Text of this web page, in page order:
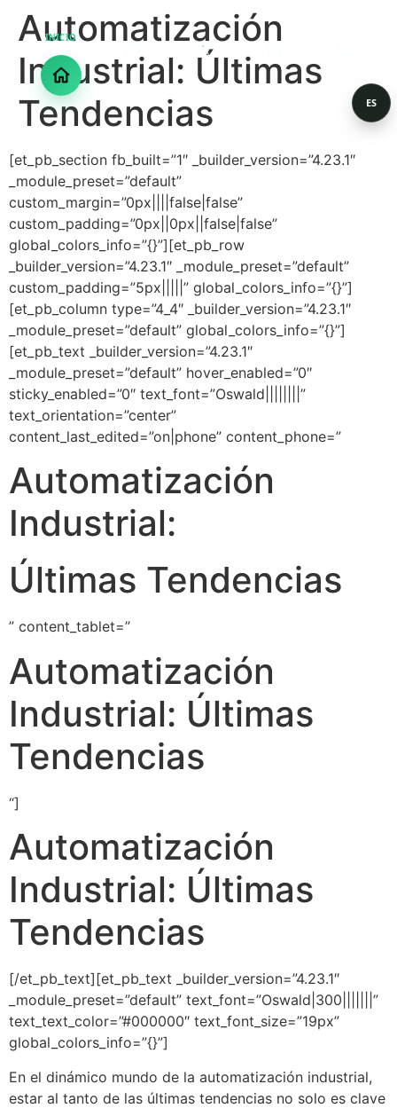
INICIO
ES
Automatización
Industrial: Últimas
Tendencias
[et_pb_section fb_built=”1″ _builder_version=”4.23.1″
_module_preset=”default”
custom_margin=”0px||||false|false”
custom_padding=”0px||0px||false|false”
global_colors_info=”{}”][et_pb_row
_builder_version=”4.23.1″ _module_preset=”default”
custom_padding=”5px|||||” global_colors_info=”{}”]
[et_pb_column type=”4_4″ _builder_version=”4.23.1″
_module_preset=”default” global_colors_info=”{}”]
[et_pb_text _builder_version=”4.23.1″
_module_preset=”default” hover_enabled=”0″
sticky_enabled=”0″ text_font=”Oswald||||||||”
text_orientation=”center”
content_last_edited=”on|phone” content_phone=”
Automatización
Industrial:
Últimas Tendencias
” content_tablet=”
Automatización
Industrial: Últimas
Tendencias
“]
Automatización
Industrial: Últimas
Tendencias
[/et_pb_text][et_pb_text _builder_version=”4.23.1″
_module_preset=”default” text_font=”Oswald|300|||||||”
text_text_color=”#000000″ text_font_size=”19px”
global_colors_info=”{}”]
En el dinámico mundo de la automatización industrial,
estar al tanto de las últimas tendencias no solo es clave